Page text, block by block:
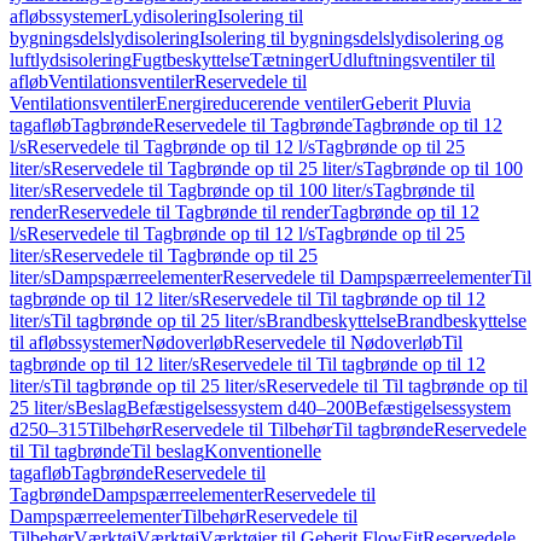
afløbssystemerLydisoleringIsolering til
bygningsdelslydisoleringIsolering til bygningsdelslydisolering og
luftlydsisoleringFugtbeskyttelseTætningerUdluftningsventiler til
afløbVentilationsventilerReservedele til
VentilationsventilerEnergireducerende ventilerGeberit Pluvia
tagafløbTagbrøndeReservedele til TagbrøndeTagbrønde op til 12
l/sReservedele til Tagbrønde op til 12 l/sTagbrønde op til 25
liter/sReservedele til Tagbrønde op til 25 liter/sTagbrønde op til 100
liter/sReservedele til Tagbrønde op til 100 liter/sTagbrønde til
renderReservedele til Tagbrønde til renderTagbrønde op til 12
l/sReservedele til Tagbrønde op til 12 l/sTagbrønde op til 25
liter/sReservedele til Tagbrønde op til 25
liter/sDampspærreelementerReservedele til DampspærreelementerTil
tagbrønde op til 12 liter/sReservedele til Til tagbrønde op til 12
liter/sTil tagbrønde op til 25 liter/sBrandbeskyttelseBrandbeskyttelse
til afløbssystemerNødoverløbReservedele til NødoverløbTil
tagbrønde op til 12 liter/sReservedele til Til tagbrønde op til 12
liter/sTil tagbrønde op til 25 liter/sReservedele til Til tagbrønde op til
25 liter/sBeslagBefæstigelsessystem d40–200Befæstigelsessystem
d250–315TilbehørReservedele til TilbehørTil tagbrøndeReservedele
til Til tagbrøndeTil beslagKonventionelle
tagafløbTagbrøndeReservedele til
TagbrøndeDampspærreelementerReservedele til
DampspærreelementerTilbehørReservedele til